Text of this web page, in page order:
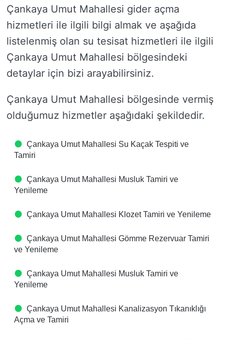
Çankaya Umut Mahallesi gider açma
hizmetleri ile ilgili bilgi almak ve aşağıda
listelenmiş olan su tesisat hizmetleri ile ilgili
Çankaya Umut Mahallesi bölgesindeki
detaylar için bizi arayabilirsiniz.
Çankaya Umut Mahallesi bölgesinde vermiş
olduğumuz hizmetler aşağıdaki şekildedir.
Çankaya Umut Mahallesi Su Kaçak Tespiti ve
Tamiri
Çankaya Umut Mahallesi Musluk Tamiri ve
Yenileme
Çankaya Umut Mahallesi Klozet Tamiri ve Yenileme
Çankaya Umut Mahallesi Gömme Rezervuar Tamiri
ve Yenileme
Çankaya Umut Mahallesi Musluk Tamiri ve
Yenileme
Çankaya Umut Mahallesi Kanalizasyon Tıkanıklığı
Açma ve Tamiri